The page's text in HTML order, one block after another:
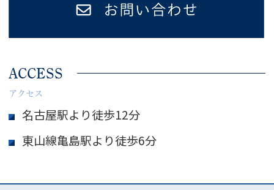
ACCESS
アクセス
名古屋駅より徒歩12分
東山線亀島駅より徒歩6分